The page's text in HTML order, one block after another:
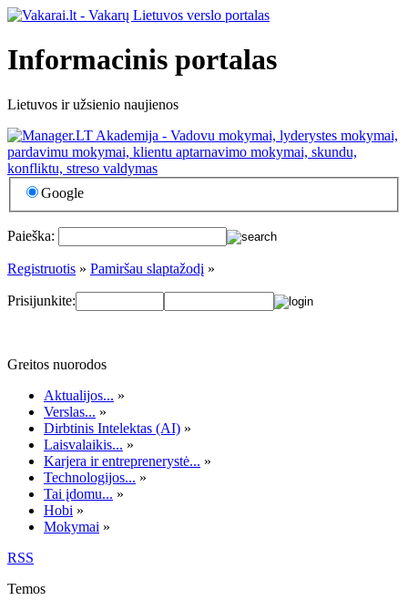
Informacinis portalas
Lietuvos ir užsienio naujienos
Google
Paieška:
Registruotis » Pamiršau slaptažodį »
Prisijunkite:
Greitos nuorodos
Aktualijos... »
Verslas... »
Dirbtinis Intelektas (AI) »
Laisvalaikis... »
Karjera ir entreprenerystė... »
Technologijos... »
Tai įdomu... »
Hobi »
Mokymai »
RSS
Temos